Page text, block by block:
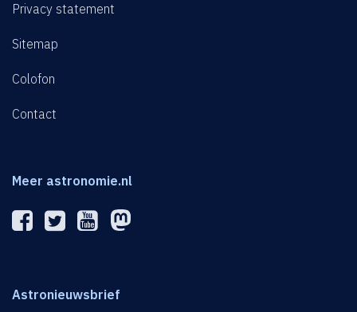
Privacy statement
Sitemap
Colofon
Contact
Meer astronomie.nl
Astronieuwsbrief